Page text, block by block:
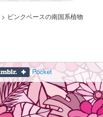
> ピンクベースの南国系植物
Pocket